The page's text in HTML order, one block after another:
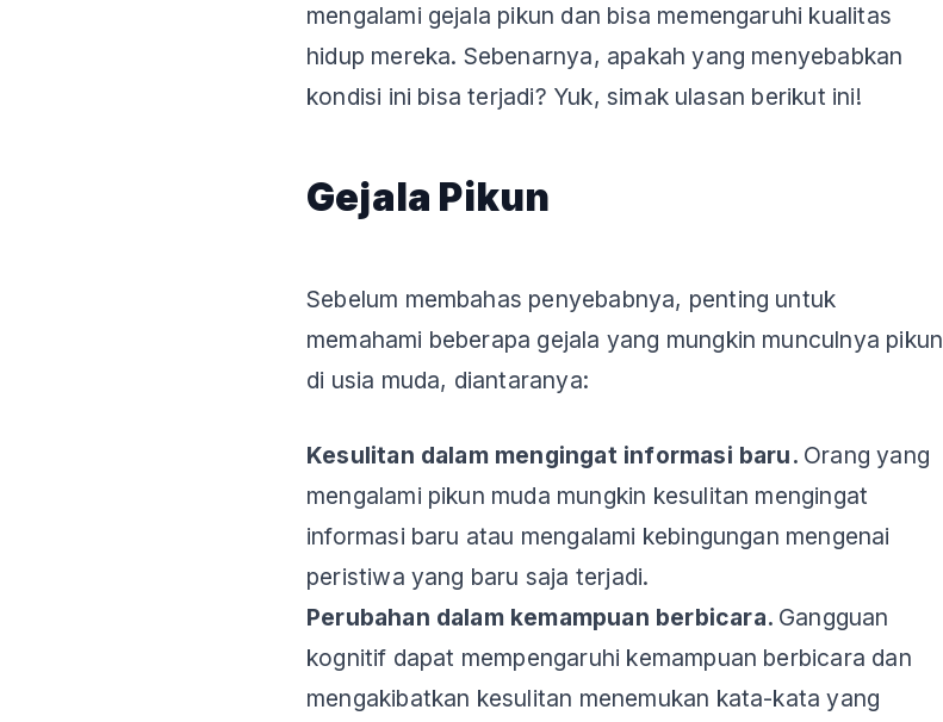
mengalami gejala pikun dan bisa memengaruhi kualitas
hidup mereka. Sebenarnya, apakah yang menyebabkan
kondisi ini bisa terjadi? Yuk, simak ulasan berikut ini!
Gejala Pikun
Sebelum membahas penyebabnya, penting untuk
memahami beberapa gejala yang mungkin munculnya pikun
di usia muda, diantaranya:
Kesulitan dalam mengingat informasi baru. Orang yang
mengalami pikun muda mungkin kesulitan mengingat
informasi baru atau mengalami kebingungan mengenai
peristiwa yang baru saja terjadi.
Perubahan dalam kemampuan berbicara. Gangguan
kognitif dapat mempengaruhi kemampuan berbicara dan
mengakibatkan kesulitan menemukan kata-kata yang